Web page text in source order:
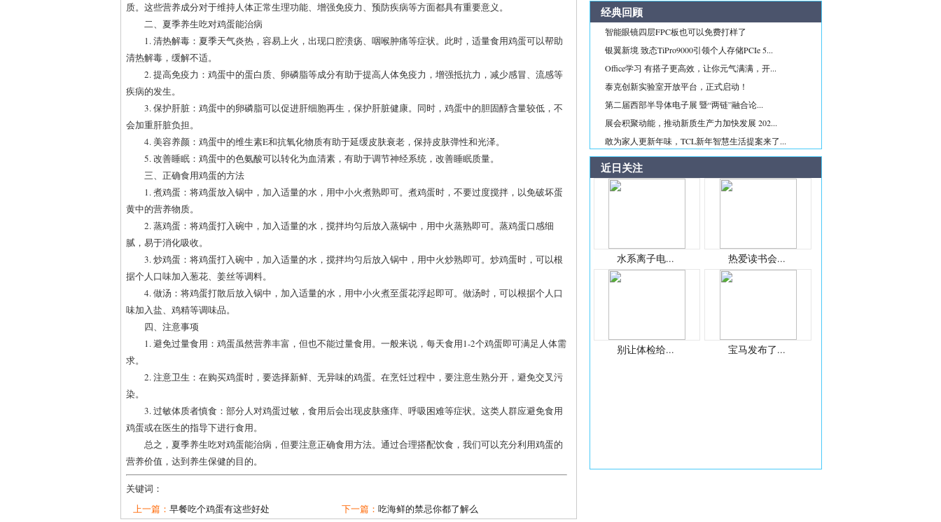
质。这些营养成分对于维持人体正常生理功能、增强免疫力、预防疾病等方面都具有重要意义。
二、夏季养生吃对鸡蛋能治病
1. 清热解毒：夏季天气炎热，容易上火，出现口腔溃疡、咽喉肿痛等症状。此时，适量食用鸡蛋可以帮助
清热解毒，缓解不适。
2. 提高免疫力：鸡蛋中的蛋白质、卵磷脂等成分有助于提高人体免疫力，增强抵抗力，减少感冒、流感等
疾病的发生。
3. 保护肝脏：鸡蛋中的卵磷脂可以促进肝细胞再生，保护肝脏健康。同时，鸡蛋中的胆固醇含量较低，不
会加重肝脏负担。
4. 美容养颜：鸡蛋中的维生素E和抗氧化物质有助于延缓皮肤衰老，保持皮肤弹性和光泽。
5. 改善睡眠：鸡蛋中的色氨酸可以转化为血清素，有助于调节神经系统，改善睡眠质量。
三、正确食用鸡蛋的方法
1. 煮鸡蛋：将鸡蛋放入锅中，加入适量的水，用中小火煮熟即可。煮鸡蛋时，不要过度搅拌，以免破坏蛋
黄中的营养物质。
2. 蒸鸡蛋：将鸡蛋打入碗中，加入适量的水，搅拌均匀后放入蒸锅中，用中火蒸熟即可。蒸鸡蛋口感细
腻，易于消化吸收。
3. 炒鸡蛋：将鸡蛋打入碗中，加入适量的水，搅拌均匀后放入锅中，用中火炒熟即可。炒鸡蛋时，可以根
据个人口味加入葱花、姜丝等调料。
4. 做汤：将鸡蛋打散后放入锅中，加入适量的水，用中小火煮至蛋花浮起即可。做汤时，可以根据个人口
味加入盐、鸡精等调味品。
四、注意事项
1. 避免过量食用：鸡蛋虽然营养丰富，但也不能过量食用。一般来说，每天食用1-2个鸡蛋即可满足人体需
求。
2. 注意卫生：在购买鸡蛋时，要选择新鲜、无异味的鸡蛋。在烹饪过程中，要注意生熟分开，避免交叉污
染。
3. 过敏体质者慎食：部分人对鸡蛋过敏，食用后会出现皮肤瘙痒、呼吸困难等症状。这类人群应避免食用
鸡蛋或在医生的指导下进行食用。
总之，夏季养生吃对鸡蛋能治病，但要注意正确食用方法。通过合理搭配饮食，我们可以充分利用鸡蛋的
营养价值，达到养生保健的目的。
关键词：
上一篇： 早餐吃个鸡蛋有这些好处 下一篇： 吃海鲜的禁忌你都了解么
经典回顾
智能眼镜四层FPC板也可以免费打样了
银翼新境 致态TiPro9000引领个人存储PCIe 5...
Office学习 有搭子更高效，让你元气满满，开...
泰克创新实验室开放平台，正式启动！
第二届西部半导体电子展 暨“两链”融合论...
展会积聚动能，推动新质生产力加快发展 202...
敢为家人更新年味，TCL新年智慧生活提案来了...
近日关注
水系离子电... 热爱读书会...
别让体检给... 宝马发布了...